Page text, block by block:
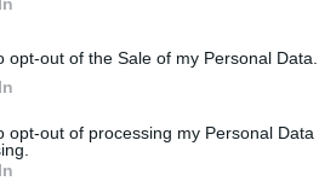
opt-out of the Sale of my Personal Data.
opt-out of processing my Personal Data
Λυκαβηττού